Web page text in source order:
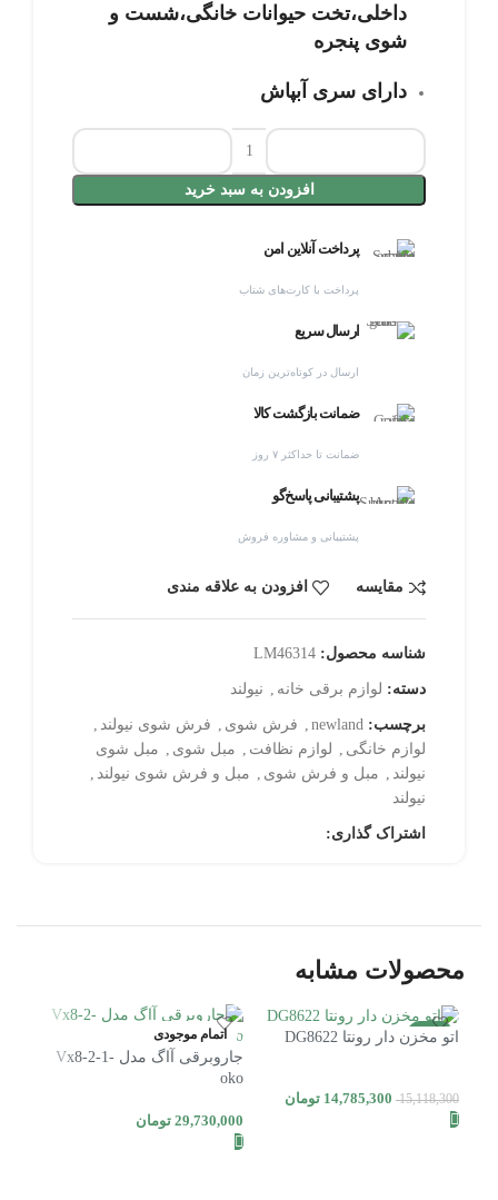
داخلی،تخت حیوانات خانگی،شست و
شوی پنجره
دارای سری آبپاش
افزودن به سبد خرید
پرداخت آنلاین امن
پرداخت با کارت‌های شتاب
ارسال سریع
ارسال در کوتاه‌ترین زمان
ضمانت بازگشت کالا
ضمانت تا حداکثر ۷ روز
پشتیبانی پاسخ‌گو
پشتیبانی و مشاوره فروش
مقایسه افزودن به علاقه مندی
شناسه محصول: LM46314
دسته: لوازم برقی خانه نیولند
برچسب: newland فرش شوی فرش شوی نیولند
لوازم خانگی
لوازم نظافت مبل شوی
مبل شوی
نیولند
مبل و فرش شوی مبل و فرش شوی نیولند
نیولند
اشتراک گذاری:
محصولات مشابه
-2%
اتو مخزن دار رونتا DG8622
15,118,300
14,785,300 تومان
اتمام موجودی
جاروبرقی آاگ مدل Vx8-2-1-
oko
29,730,000 تومان